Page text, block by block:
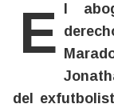
El abogado y exapoderado de los
del